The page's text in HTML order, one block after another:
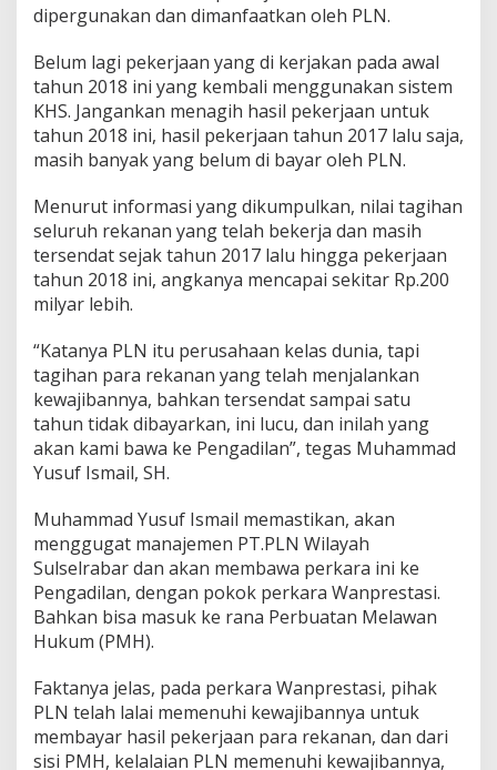
dipergunakan dan dimanfaatkan oleh PLN.
Belum lagi pekerjaan yang di kerjakan pada awal
tahun 2018 ini yang kembali menggunakan sistem
KHS. Jangankan menagih hasil pekerjaan untuk
tahun 2018 ini, hasil pekerjaan tahun 2017 lalu saja,
masih banyak yang belum di bayar oleh PLN.
Menurut informasi yang dikumpulkan, nilai tagihan
seluruh rekanan yang telah bekerja dan masih
tersendat sejak tahun 2017 lalu hingga pekerjaan
tahun 2018 ini, angkanya mencapai sekitar Rp.200
milyar lebih.
“Katanya PLN itu perusahaan kelas dunia, tapi
tagihan para rekanan yang telah menjalankan
kewajibannya, bahkan tersendat sampai satu
tahun tidak dibayarkan, ini lucu, dan inilah yang
akan kami bawa ke Pengadilan”, tegas Muhammad
Yusuf Ismail, SH.
Muhammad Yusuf Ismail memastikan, akan
menggugat manajemen PT.PLN Wilayah
Sulselrabar dan akan membawa perkara ini ke
Pengadilan, dengan pokok perkara Wanprestasi.
Bahkan bisa masuk ke rana Perbuatan Melawan
Hukum (PMH).
Faktanya jelas, pada perkara Wanprestasi, pihak
PLN telah lalai memenuhi kewajibannya untuk
membayar hasil pekerjaan para rekanan, dan dari
sisi PMH, kelalaian PLN memenuhi kewajibannya,